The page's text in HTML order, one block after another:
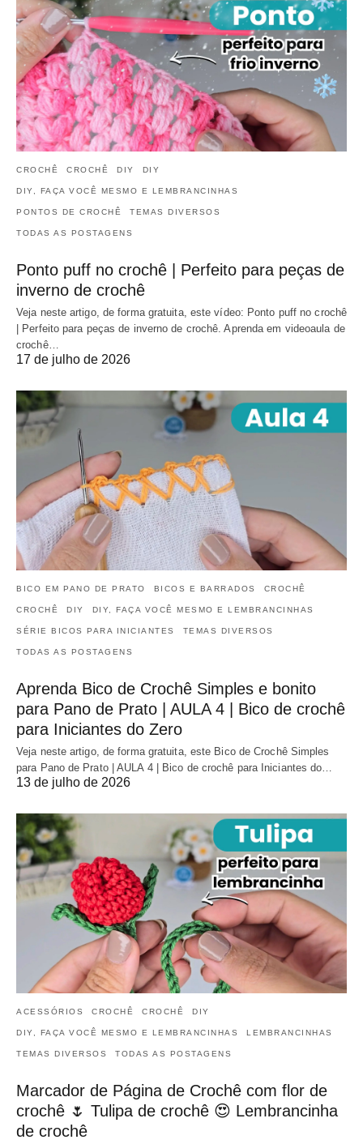
CROCHÊ CROCHÊ DIY DIY
DIY, FAÇA VOCÊ MESMO E LEMBRANCINHAS
PONTOS DE CROCHÊ TEMAS DIVERSOS
TODAS AS POSTAGENS
Ponto puff no crochê | Perfeito para peças de
inverno de crochê
Veja neste artigo, de forma gratuita, este vídeo: Ponto puff no crochê
| Perfeito para peças de inverno de crochê. Aprenda em videoaula de
crochê…
17 de julho de 2026
BICO EM PANO DE PRATO BICOS E BARRADOS CROCHÊ
CROCHÊ DIY DIY, FAÇA VOCÊ MESMO E LEMBRANCINHAS
SÉRIE BICOS PARA INICIANTES TEMAS DIVERSOS
TODAS AS POSTAGENS
Aprenda Bico de Crochê Simples e bonito
para Pano de Prato | AULA 4 | Bico de crochê
para Iniciantes do Zero
Veja neste artigo, de forma gratuita, este Bico de Crochê Simples
para Pano de Prato | AULA 4 | Bico de crochê para Iniciantes do…
13 de julho de 2026
ACESSÓRIOS CROCHÊ CROCHÊ DIY
DIY, FAÇA VOCÊ MESMO E LEMBRANCINHAS LEMBRANCINHAS
TEMAS DIVERSOS TODAS AS POSTAGENS
Marcador de Página de Crochê com flor de
crochê 🌷 Tulipa de crochê 😍 Lembrancinha
de crochê